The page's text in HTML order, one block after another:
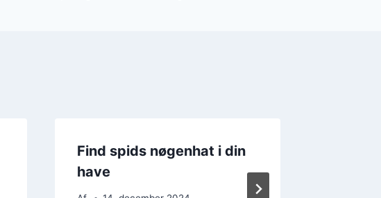
Find spids nøgenhat i din
have